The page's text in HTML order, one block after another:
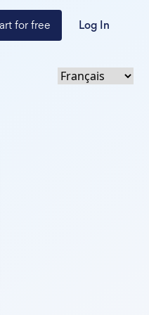
for free Log In